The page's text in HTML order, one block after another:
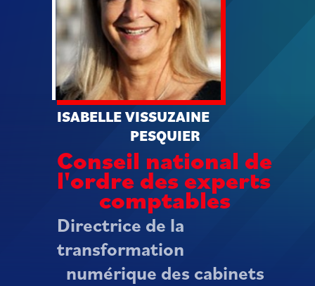
IVP
ISABELLEVISSUZAINE
PESQUIER
Conseil national de
l'ordre des experts
comptables
Directrice de la
transformation
numérique des cabinets